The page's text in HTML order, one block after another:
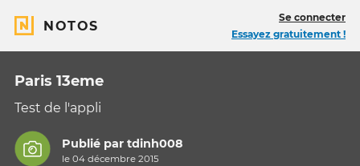
NOTOS
Se connecter
Essayez gratuitement !
Paris 13eme
Test de l'appli
Publié partdinh008
le 04 décembre 2015